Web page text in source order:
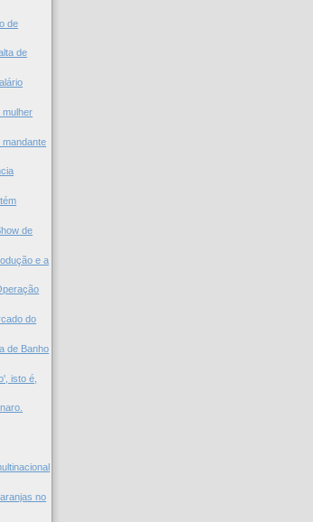
de
de
mulher
mandante
de
e a
do
de Banho
isto é,
no